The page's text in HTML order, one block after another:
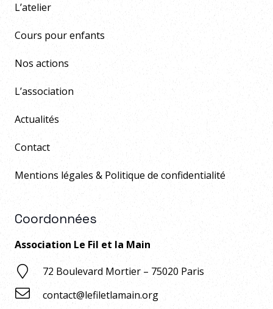
L’atelier
Cours pour enfants
Nos actions
L’association
Actualités
Contact
Mentions légales & Politique de confidentialité
Coordonnées
Association Le Fil et la Main
72 Boulevard Mortier – 75020 Paris
contact@lefiletlamain.org